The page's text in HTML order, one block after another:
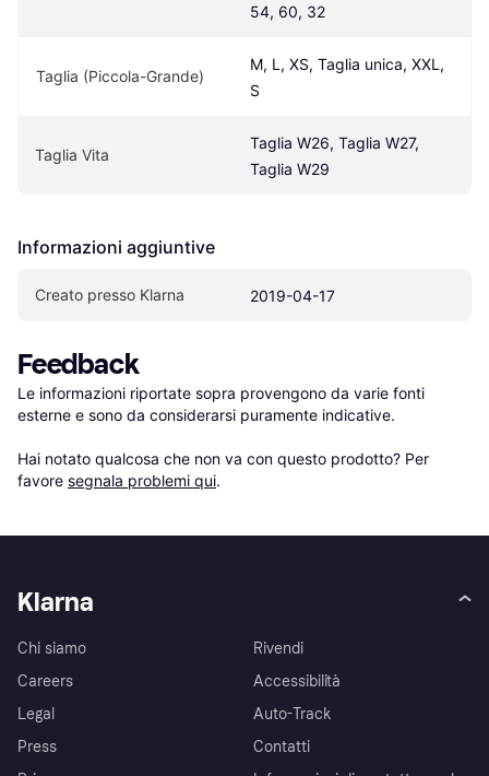
54, 60, 32
Taglia (Piccola-Grande)
M, L, XS, Taglia unica, XXL,
S
Taglia Vita
Taglia W26, Taglia W27,
Taglia W29
Informazioni aggiuntive
Creato presso Klarna 2019-04-17
Feedback
Le informazioni riportate sopra provengono da varie fonti
esterne e sono da considerarsi puramente indicative.
Hai notato qualcosa che non va con questo prodotto? Per
favore segnala problemi qui.
Klarna
Chi siamo
Careers
Legal
Press
Rivendi
Accessibilità
Auto-Track
Contatti